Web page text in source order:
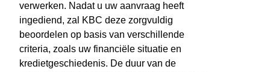
verwerken. Nadat u uw aanvraag heeft
ingediend, zal KBC deze zorgvuldig
beoordelen op basis van verschillende
criteria, zoals uw financiële situatie en
kredietgeschiedenis. De duur van de